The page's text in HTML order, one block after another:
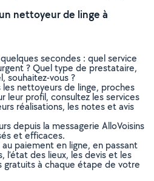
nettoyeur de linge à
secondes : quel service
? Quel type de prestataire,
souhaitez-vous ?
nettoyeurs de linge, proches
leur profil, consultez les services
réalisations, les notes et avis
depuis la messagerie AlloVoisins
et efficaces.
paiement en ligne, en passant
l’état des lieux, les devis et les
gratuits à chaque étape de votre